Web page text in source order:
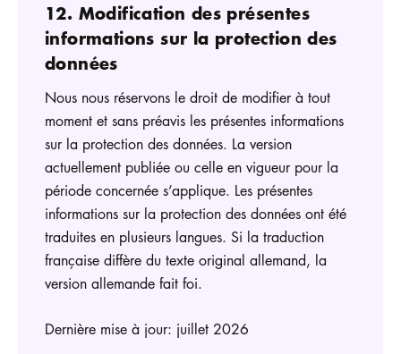
12. Modification des présentes
informations sur la protection des
données
Nous nous réservons le droit de modifier à tout
moment et sans préavis les présentes informations
sur la protection des données. La version
actuellement publiée ou celle en vigueur pour la
période concernée s’applique. Les présentes
informations sur la protection des données ont été
traduites en plusieurs langues. Si la traduction
française diffère du texte original allemand, la
version allemande fait foi.
Dernière mise à jour: juillet 2026